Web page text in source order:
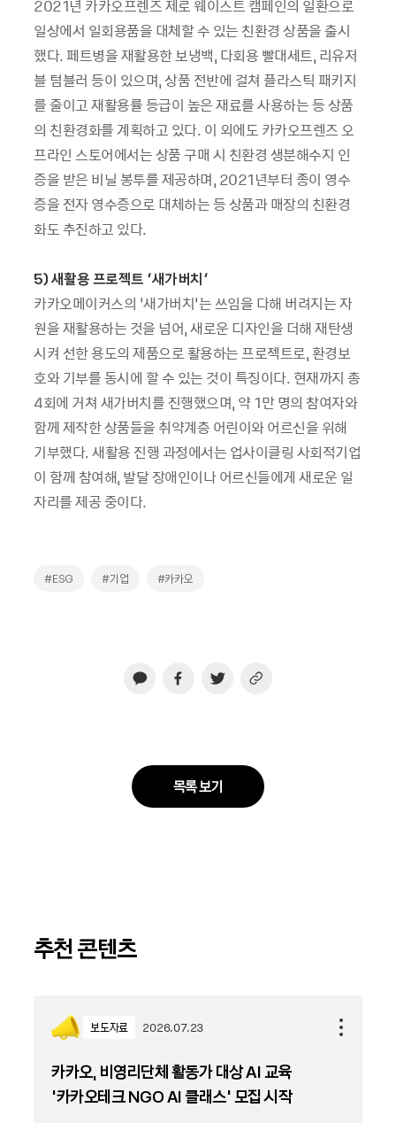
2021년 카카오프렌즈 제로 웨이스트 캠페인의 일환으로
일상에서 일회용품을 대체할 수 있는 친환경 상품을 출시
했다. 페트병을 재활용한 보냉백, 다회용 빨대세트, 리유저
블 텀블러 등이 있으며, 상품 전반에 걸쳐 플라스틱 패키지
를 줄이고 재활용률 등급이 높은 재료를 사용하는 등 상품
의 친환경화를 계획하고 있다. 이 외에도 카카오프렌즈 오
프라인 스토어에서는 상품 구매 시 친환경 생분해수지 인
증을 받은 비닐 봉투를 제공하며, 2021년부터 종이 영수
증을 전자 영수증으로 대체하는 등 상품과 매장의 친환경
화도 추진하고 있다.
5) 새활용 프로젝트 ‘새가버치’
카카오메이커스의 ‘새가버치’는 쓰임을 다해 버려지는 자
원을 재활용하는 것을 넘어, 새로운 디자인을 더해 재탄생
시켜 선한 용도의 제품으로 활용하는 프로젝트로, 환경보
호와 기부를 동시에 할 수 있는 것이 특징이다. 현재까지 총
4회에 거쳐 새가버치를 진행했으며, 약 1만 명의 참여자와
함께 제작한 상품들을 취약계층 어린이와 어르신을 위해
기부했다. 새활용 진행 과정에서는 업사이클링 사회적기업
이 함께 참여해, 발달 장애인이나 어르신들에게 새로운 일
자리를 제공 중이다.
#ESG #기업 #카카오
목록 보기
추천 콘텐츠
보도자료 2026.07.23
카카오, 비영리단체 활동가 대상 AI 교육
‘카카오테크 NGO AI 클래스’ 모집 시작